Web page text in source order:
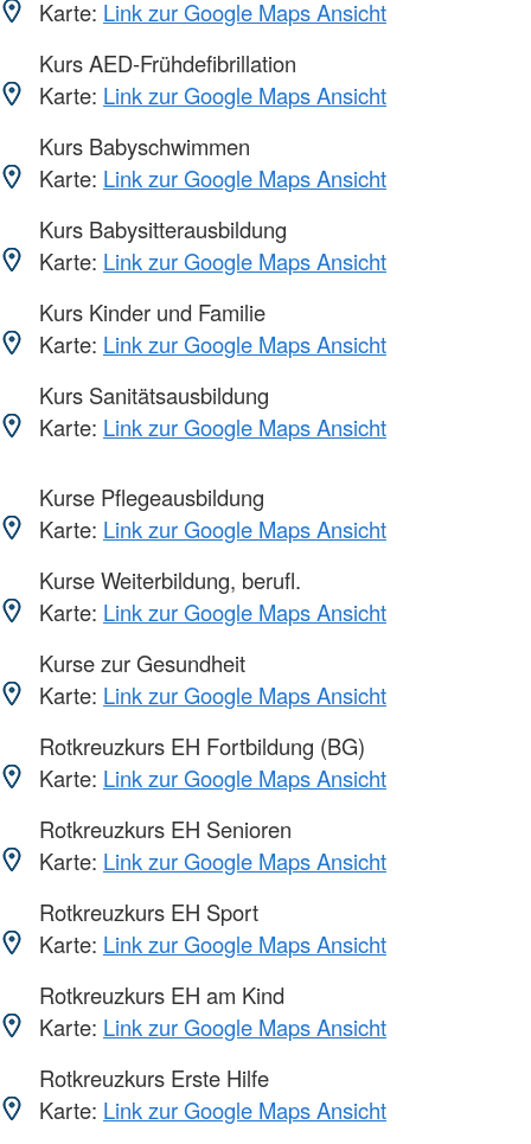
Karte: Link zur Google Maps Ansicht
Kurs AED-Frühdefibrillation
Karte: Link zur Google Maps Ansicht
Kurs Babyschwimmen
Karte: Link zur Google Maps Ansicht
Kurs Babysitterausbildung
Karte: Link zur Google Maps Ansicht
Kurs Kinder und Familie
Karte: Link zur Google Maps Ansicht
Kurs Sanitätsausbildung
Karte: Link zur Google Maps Ansicht
Kurse Pflegeausbildung
Karte: Link zur Google Maps Ansicht
Kurse Weiterbildung, berufl.
Karte: Link zur Google Maps Ansicht
Kurse zur Gesundheit
Karte: Link zur Google Maps Ansicht
Rotkreuzkurs EH Fortbildung (BG)
Karte: Link zur Google Maps Ansicht
Rotkreuzkurs EH Senioren
Karte: Link zur Google Maps Ansicht
Rotkreuzkurs EH Sport
Karte: Link zur Google Maps Ansicht
Rotkreuzkurs EH am Kind
Karte: Link zur Google Maps Ansicht
Rotkreuzkurs Erste Hilfe
Karte: Link zur Google Maps Ansicht